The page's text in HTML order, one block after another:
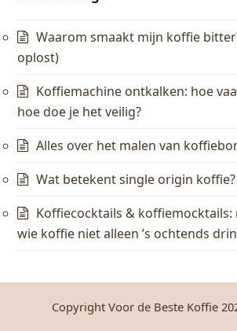
Waarom smaakt mijn koffie
oplost)
Koffiemachine ontkalken: hoe
hoe doe je het veilig?
Alles over het malen van
Wat betekent single origin koffie?
Koffiecocktails &
wie koffie niet alleen ’s ochtends
Copyright Voor de Beste Koffie